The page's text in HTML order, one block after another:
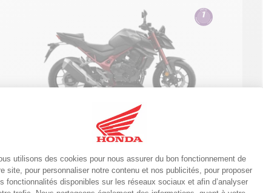
CB750 Hornet 35kW 2026
Garantie 6 ans 7990€